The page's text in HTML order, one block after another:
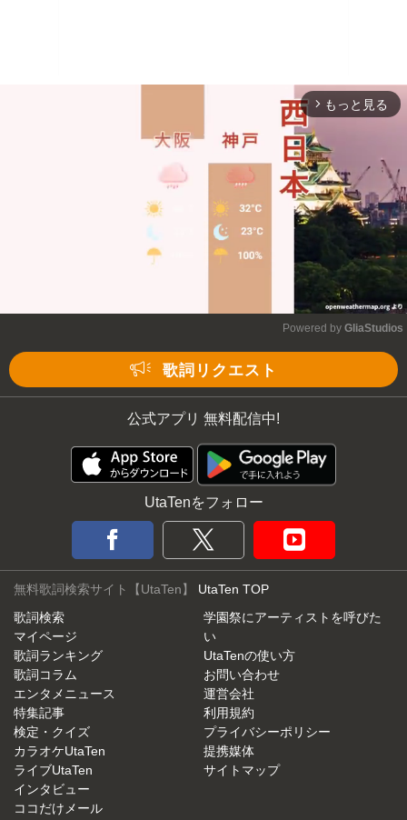
arrow_forward_ios もっと見る
Powered by GliaStudios
歌詞リクエスト
公式アプリ 無料配信中!
UtaTenをフォロー
無料歌詞検索サイト【UtaTen】 UtaTen TOP
歌詞検索
マイページ
歌詞ランキング
歌詞コラム
エンタメニュース
特集記事
検定・クイズ
カラオケUtaTen
ライブUtaTen
インタビュー
ココだけメール
学園祭にアーティストを呼びた
い
UtaTenの使い方
お問い合わせ
運営会社
利用規約
プライバシーポリシー
提携媒体
サイトマップ